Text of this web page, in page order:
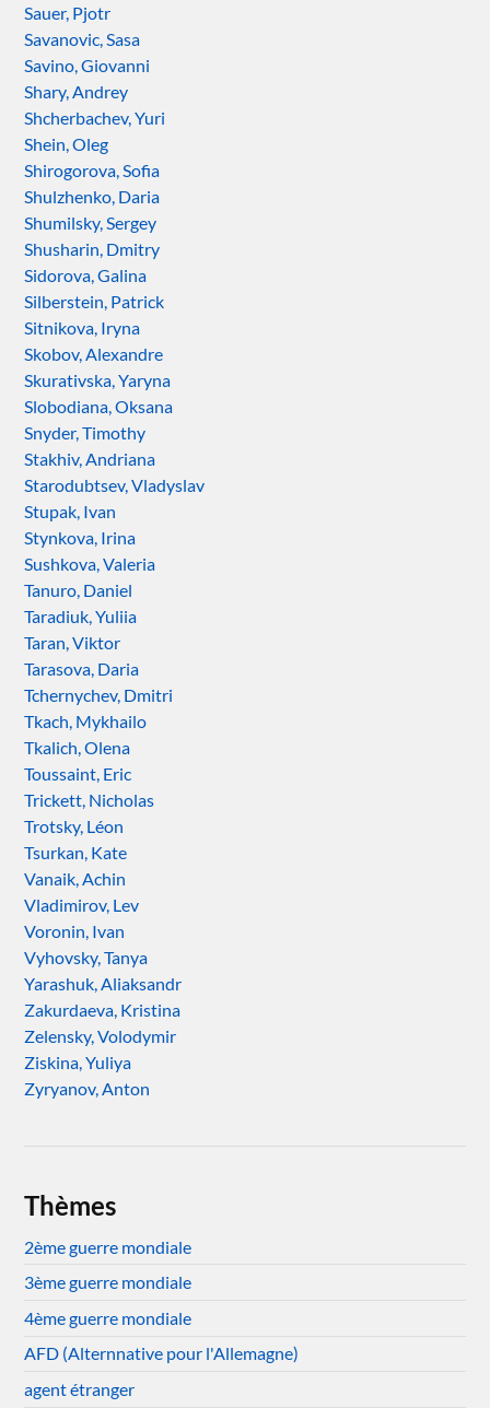
Sauer, Pjotr
Savanovic, Sasa
Savino, Giovanni
Shary, Andrey
Shcherbachev, Yuri
Shein, Oleg
Shirogorova, Sofia
Shulzhenko, Daria
Shumilsky, Sergey
Shusharin, Dmitry
Sidorova, Galina
Silberstein, Patrick
Sitnikova, Iryna
Skobov, Alexandre
Skurativska, Yaryna
Slobodiana, Oksana
Snyder, Timothy
Stakhiv, Andriana
Starodubtsev, Vladyslav
Stupak, Ivan
Stynkova, Irina
Sushkova, Valeria
Tanuro, Daniel
Taradiuk, Yuliia
Taran, Viktor
Tarasova, Daria
Tchernychev, Dmitri
Tkach, Mykhailo
Tkalich, Olena
Toussaint, Eric
Trickett, Nicholas
Trotsky, Léon
Tsurkan, Kate
Vanaik, Achin
Vladimirov, Lev
Voronin, Ivan
Vyhovsky, Tanya
Yarashuk, Aliaksandr
Zakurdaeva, Kristina
Zelensky, Volodymir
Ziskina, Yuliya
Zyryanov, Anton
Thèmes
2ème guerre mondiale
3ème guerre mondiale
4ème guerre mondiale
AFD (Alternnative pour l'Allemagne)
agent étranger